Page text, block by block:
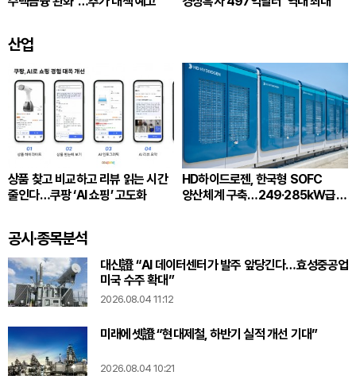
산업
상품 찾고 비교하고 리뷰 읽는 시간
줄인다…쿠팡 ‘AI 쇼핑’ 고도화
HD하이드로젠, 한국형 SOFC
양산체계 구축…249·285kW급
공시·종목분석
대신證 “AI 데이터센터가 발주 앞당긴다…효성중공업
미국 수주 확대”
2026.08.04 11:12
미래에셋證 “현대제철, 하반기 실적 개선 기대”
2026.08.04 10:21